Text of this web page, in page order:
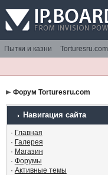
Пытки и казни Torturesru.com
Форум Torturesru.com
Навигация сайта
· Главная
· Галерея
· Магазин
· Форумы
· Активные темы